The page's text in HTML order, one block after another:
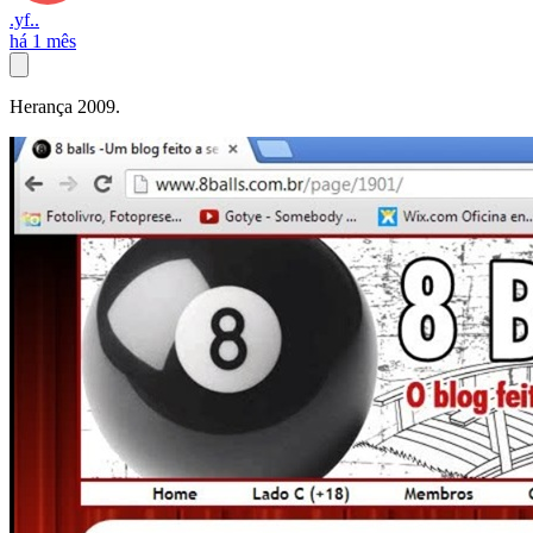
.yf..
há 1 mês
Herança 2009.